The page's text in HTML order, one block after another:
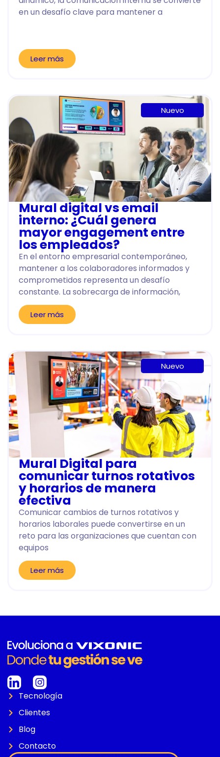
en un desafío clave para mantener a
Leer más
Nuevo
Mural digital vs email
interno: ¿Cuál genera
mayor engagement entre
los empleados?
En el entorno empresarial contemporáneo,
mantener a los colaboradores informados y
comprometidos representa un desafío
constante. La sobrecarga de información,
Leer más
Nuevo
Mural Digital para
comunicar turnos rotativos
y horarios de manera
efectiva
Comunicar cambios de turnos rotativos y
horarios laborales puede convertirse en un
reto para las organizaciones que cuentan con
equipos
Leer más
Tecnología
Clientes
Blog
Contacto